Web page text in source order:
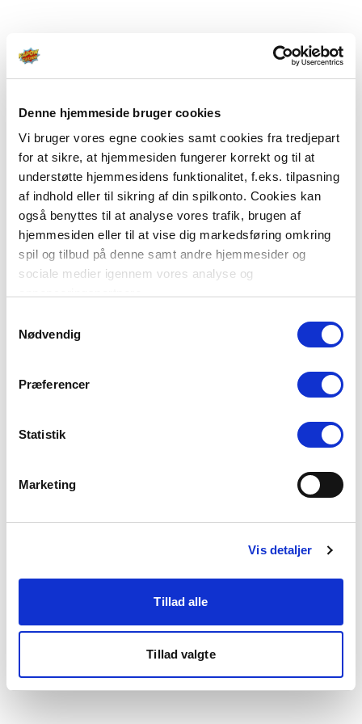
Denne hjemmeside bruger cookies
Vi bruger vores egne cookies samt cookies fra tredjepart
for at sikre, at hjemmesiden fungerer korrekt og til at
understøtte hjemmesidens funktionalitet, f.eks. tilpasning
af indhold eller til sikring af din spilkonto. Cookies kan
også benyttes til at analyse vores trafik, brugen af
hjemmesiden eller til at vise dig markedsføring omkring
spil og tilbud på denne samt andre hjemmesider og
sociale medier igennem vores analyse og
Du kan læse mere om vores brug af cookies under
"Detaljer" eller ved at klikke videre til vores Cookiepolitik,
Nødvendig
Præferencer
Statistik
Marketing
Vis detaljer
Tillad alle
Tillad valgte